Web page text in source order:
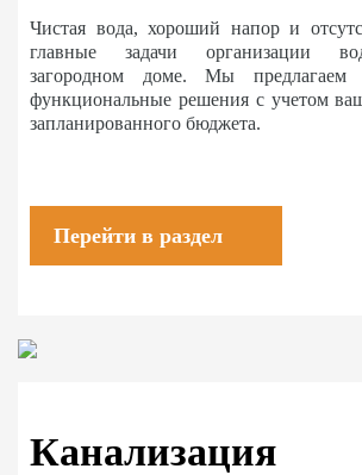
Чистая вода, хороший напор и
главные задачи организации
загородном доме. Мы предлагаем
функциональные решения с учетом
запланированного бюджета.
Перейти в раздел
Канализация